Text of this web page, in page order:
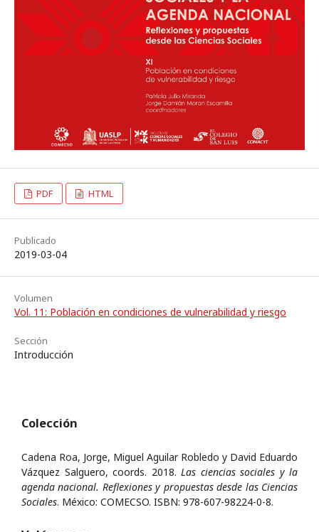
PDF HTML
Publicado
2019-03-04
Volumen
Vol. 11: Población en condiciones de vulnerabilidad y riesgo
Sección
Introducción
Colección
Cadena Roa, Jorge, Miguel Aguilar Robledo y David Eduardo
Vázquez Salguero, coords. 2018. Las ciencias sociales y la
agenda nacional. Reflexiones y propuestas desde las Ciencias
Sociales. México: COMECSO. ISBN: 978-607-98224-0-8.